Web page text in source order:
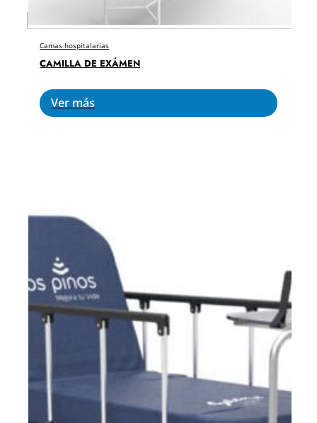
Camas hospitalarias
CAMILLA DE EXÁMEN
Ver más